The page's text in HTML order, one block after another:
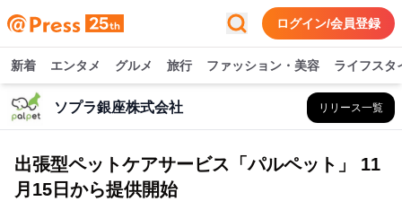
ログイン/会員登録
新着 エンタメ グルメ 旅行 ファッション・美容 ライフスタ
ソプラ銀座株式会社 リリース一覧
出張型ペットケアサービス「パルペット」 11
月15日から提供開始